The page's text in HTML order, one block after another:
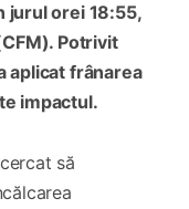
jurul orei 18:55,
Potrivit
aplicat frânarea
impactul.
să